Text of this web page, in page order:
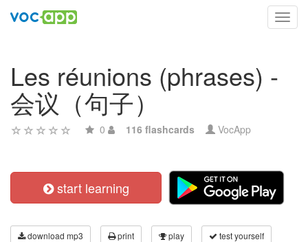
Les réunions (phrases) -
会议（句子）
0 116 flashcards VocApp
start learning
download mp3 print play test yourself